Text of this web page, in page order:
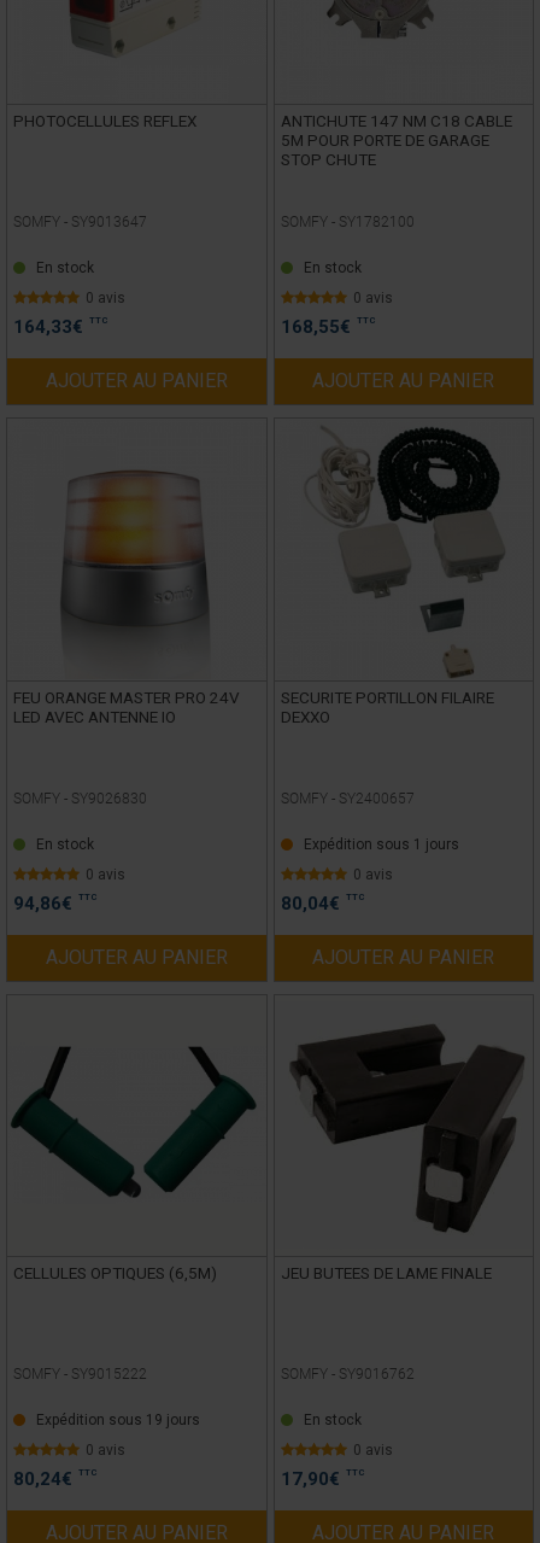
PHOTOCELLULES REFLEX
SOMFY - SY9013647
En stock
0 avis
164,33€ TTC
AJOUTER AU PANIER
ANTICHUTE 147 NM C18 CABLE
5M POUR PORTE DE GARAGE
STOP CHUTE
SOMFY - SY1782100
En stock
0 avis
168,55€ TTC
AJOUTER AU PANIER
FEU ORANGE MASTER PRO 24V
LED AVEC ANTENNE IO
SOMFY - SY9026830
En stock
0 avis
94,86€ TTC
AJOUTER AU PANIER
SECURITE PORTILLON FILAIRE
DEXXO
SOMFY - SY2400657
Expédition sous 1 jours
0 avis
80,04€ TTC
AJOUTER AU PANIER
CELLULES OPTIQUES (6,5M)
SOMFY - SY9015222
Expédition sous 19 jours
0 avis
80,24€ TTC
AJOUTER AU PANIER
JEU BUTEES DE LAME FINALE
SOMFY - SY9016762
En stock
0 avis
17,90€ TTC
AJOUTER AU PANIER